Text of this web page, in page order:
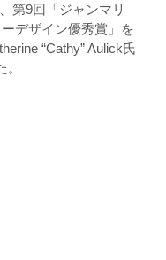
第9回「ジャンマリ
デザイン優秀賞」を
“Cathy” Aulick氏